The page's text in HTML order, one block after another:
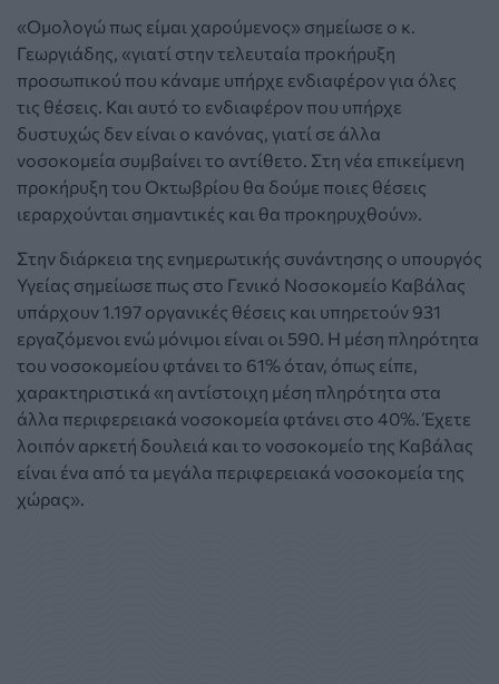
«Ομολογώ πως είμαι χαρούμενος» σημείωσε ο κ.
Γεωργιάδης, «γιατί στην τελευταία προκήρυξη
προσωπικού που κάναμε υπήρχε ενδιαφέρον για όλες
τις θέσεις. Και αυτό το ενδιαφέρον που υπήρχε
δυστυχώς δεν είναι ο κανόνας, γιατί σε άλλα
νοσοκομεία συμβαίνει το αντίθετο. Στη νέα επικείμενη
προκήρυξη του Οκτωβρίου θα δούμε ποιες θέσεις
ιεραρχούνται σημαντικές και θα προκηρυχθούν».
Στην διάρκεια της ενημερωτικής συνάντησης ο υπουργός
Υγείας σημείωσε πως στο Γενικό Νοσοκομείο Καβάλας
υπάρχουν 1.197 οργανικές θέσεις και υπηρετούν 931
εργαζόμενοι ενώ μόνιμοι είναι οι 590. Η μέση πληρότητα
του νοσοκομείου φτάνει το 61% όταν, όπως είπε,
χαρακτηριστικά «η αντίστοιχη μέση πληρότητα στα
άλλα περιφερειακά νοσοκομεία φτάνει στο 40%. Έχετε
λοιπόν αρκετή δουλειά και το νοσοκομείο της Καβάλας
είναι ένα από τα μεγάλα περιφερειακά νοσοκομεία της
χώρας».